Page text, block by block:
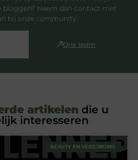
bloggen? Neem dan contact met
bij onze community.
Ons team
artikelen die u
interesseren
BEAUTY EN VERZORGING